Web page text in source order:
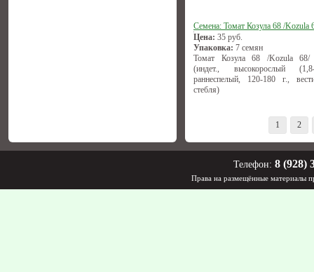
Семена: Томат Козула 68 /Kozula
Цена: 35 руб.
Упаковка: 7 семян
Томат Козула 68 /Kozula
(индет., высокорослый
раннеспелый, 120-180 г.,
стебля)
1 2
Телефон: 8 (928)
Права на размещённые материалы